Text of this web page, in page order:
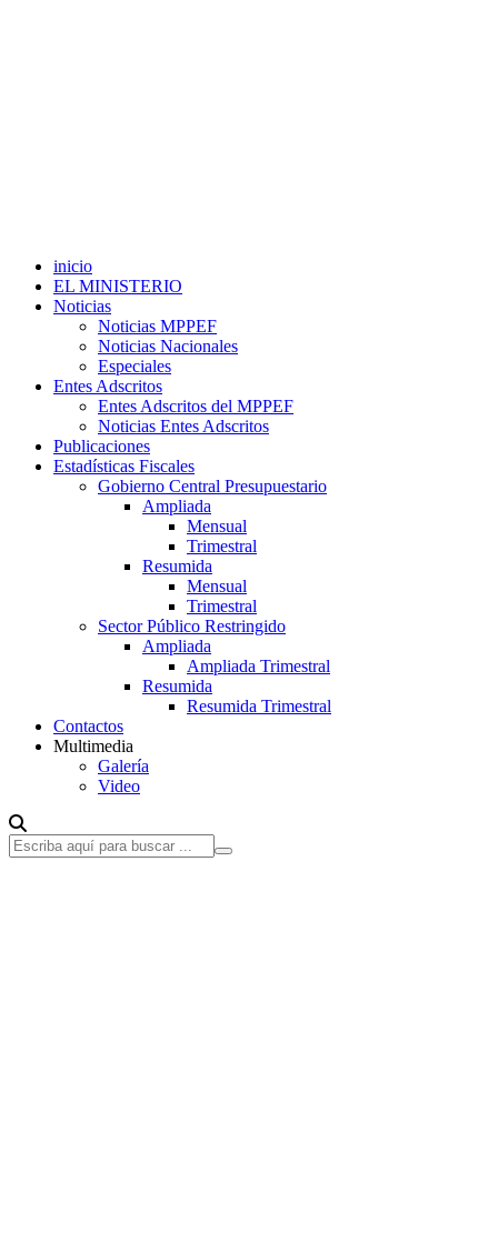
inicio
EL MINISTERIO
Noticias
Noticias MPPEF
Noticias Nacionales
Especiales
Entes Adscritos
Entes Adscritos del MPPEF
Noticias Entes Adscritos
Publicaciones
Estadísticas Fiscales
Gobierno Central Presupuestario
Ampliada
Mensual
Trimestral
Resumida
Mensual
Trimestral
Sector Público Restringido
Ampliada
Ampliada Trimestral
Resumida
Resumida Trimestral
Contactos
Multimedia
Galería
Video